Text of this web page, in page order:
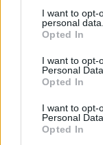
not limited to
grant or deny
use your data for
consent section.
I want to opt-
personal data.
Opted In
I want to opt-
Personal Data.
Opted In
I want to opt-
Personal
Opted In
Nel rapporto la
altri. Piuttosto,
pubblico. Il
pericoli
medio-lungo